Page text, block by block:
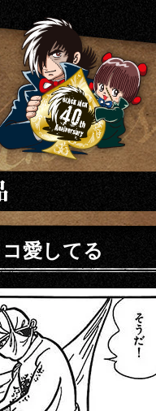
コ愛してる